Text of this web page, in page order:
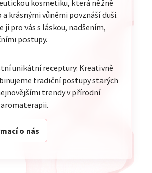
kosmetiku, která něžně
a krásnými vůněmi povznáší duši.
ji pro vás s láskou, nadšením,
postupy.
unikátní receptury. Kreativně
tradiční postupy starých
trendy v přírodní
o nás